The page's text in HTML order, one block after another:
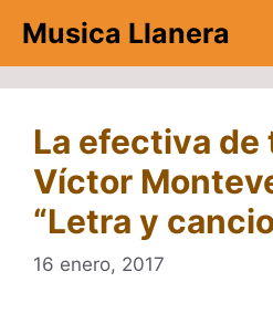
contenido
Musica Llanera
La efectiva de
Víctor
“Letra y
16 enero, 2017